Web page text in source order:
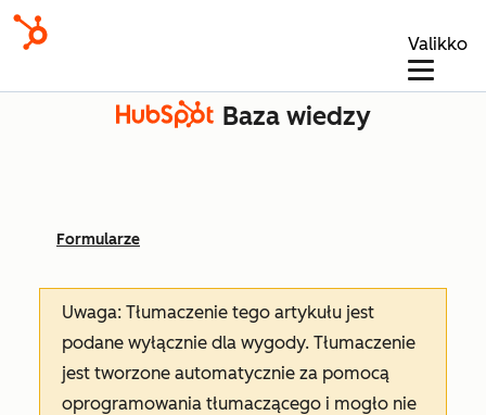
Valikko
Baza wiedzy
Formularze
Uwaga: Tłumaczenie tego artykułu jest
podane wyłącznie dla wygody. Tłumaczenie
jest tworzone automatycznie za pomocą
oprogramowania tłumaczącego i mogło nie